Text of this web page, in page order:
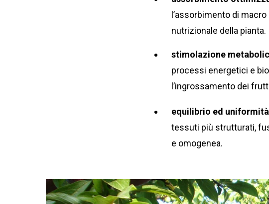
l’assorbimento di
nutrizionale della pianta.
stimolazione
processi energetici e
l’ingrossamento dei
equilibrio ed uniformità
tessuti più strutturati,
e omogenea.